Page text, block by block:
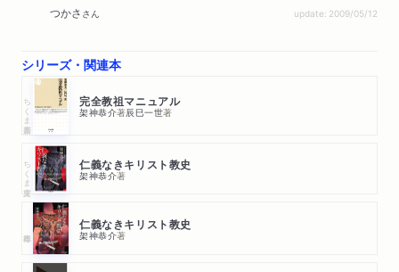
つかさ さん update: 2009/05/12
シリーズ・関連本
ちくま新書 完全教祖マニュアル
架神恭介著辰巳一世著
ちくま文庫 仁義なきキリスト教史
架神恭介著
仁義なきキリスト教史
架神恭介著